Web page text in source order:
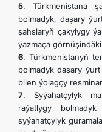
5. Türkmenistana
bolmadyk, daşary
şahslaryň çakylygy
ýazmaça
6. Türkmenistanyň
bolmadyk daşary
bilen ýolagçy
7. Syýahatçylyk
raýatlygy
syýahatçylyk